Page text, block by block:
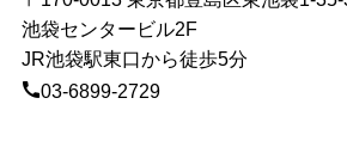
池袋センタービル2F
JR池袋駅東口から徒歩5分
03-6899-2729